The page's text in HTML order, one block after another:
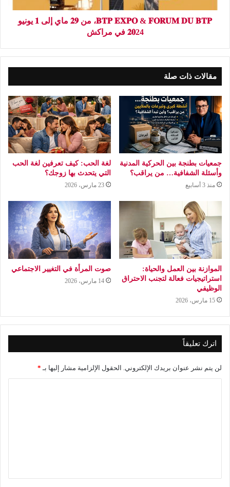
𝐁𝐓𝐏 𝐄𝐗𝐏𝐎 & 𝐅𝐎𝐑𝐔𝐌 𝐃𝐔 𝐁𝐓𝐏، من 𝟐𝟗 ماي إلى 𝟏 يونيو
𝟐𝟎24 في مراكش
مقالات ذات صلة
جمعيات بطنجة بين الحركية المدنية
وأسئلة الشفافية… من يراقب؟
منذ 3 أسابيع
لغة الحب: كيف تعرفين لغة الحب
التي يتحدث بها زوجك؟
23 مارس، 2026
الموازنة بين العمل والحياة:
استراتيجيات فعالة لتجنب الاحتراق
الوظيفي
15 مارس، 2026
صوت المرأة في التغيير الاجتماعي
14 مارس، 2026
اترك تعليقاً
لن يتم نشر عنوان بريدك الإلكتروني. الحقول الإلزامية مشار إليها بـ *
ق